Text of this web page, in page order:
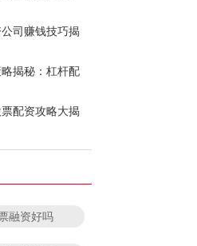
司赚钱技巧揭
揭秘：杠杆配
配资攻略大揭
融资好吗